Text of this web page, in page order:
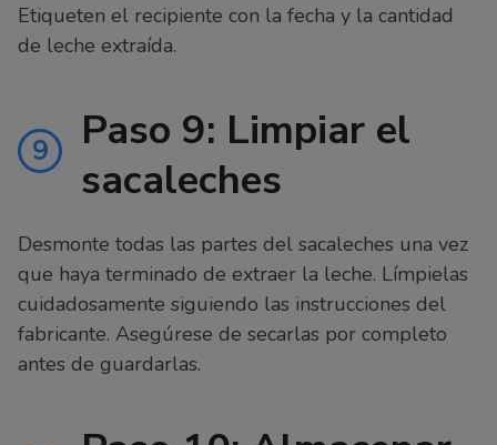
Etiqueten el recipiente con la fecha y la cantidad
de leche extraída.
9
Paso 9: Limpiar el
sacaleches
Desmonte todas las partes del sacaleches una vez
que haya terminado de extraer la leche. Límpielas
cuidadosamente siguiendo las instrucciones del
fabricante. Asegúrese de secarlas por completo
antes de guardarlas.